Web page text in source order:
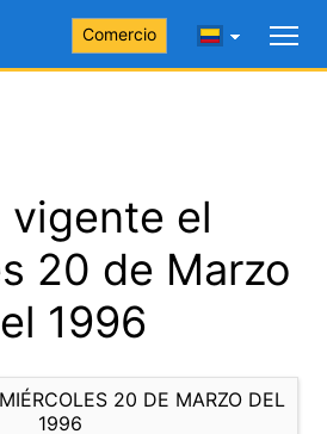
Comercio
vigente el
20 de Marzo
1996
20 DE MARZO DEL
1996